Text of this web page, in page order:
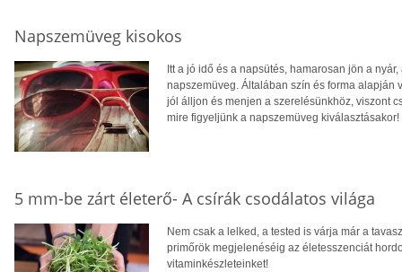
Napszemüveg kisokos
Itt a jó idő és a napsütés, hamarosan jön a
napszemüveg. Általában szín és forma alapján
jól álljon és menjen a szerelésünkhöz, viszont
mire figyeljünk a napszemüveg kiválasztásakor!
5 mm-be zárt életerő- A csírák csodálatos világa
Nem csak a lelked, a tested is várja már a
primőrök megjelenéséig az életesszenciát
vitaminkészleteinket!